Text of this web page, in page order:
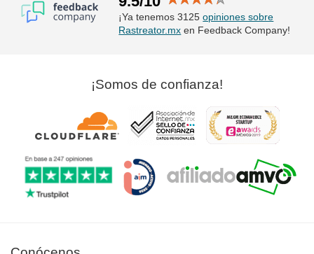
¡Ya tenemos 3125opiniones sobre
Rastreator.mx en Feedback Company!
¡Somos de confianza!